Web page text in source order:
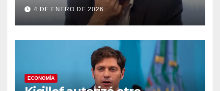
4 DE ENERO DE 2026
ECONOMÍA